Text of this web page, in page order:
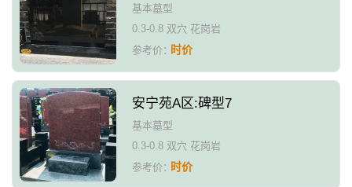
基本墓型
0.3-0.8 双穴 花岗岩
参考价：时价
安宁苑A区:碑型7
基本墓型
0.3-0.8 双穴 花岗岩
参考价：时价